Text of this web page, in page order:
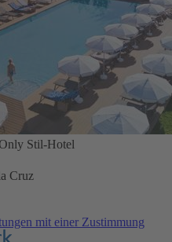
Stil-Hotel
Cruz
mit einer Zustimmung